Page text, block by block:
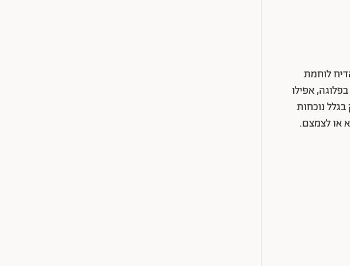
לוחמים מחטיבת השריון 679 דרשו להדיח לוחמת
אפילו
נוכחות
או לצמצם.